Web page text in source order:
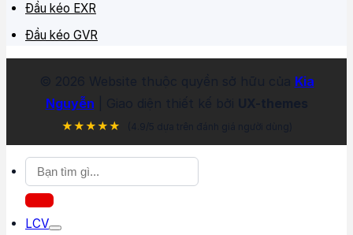
Đầu kéo EXR
Đầu kéo GVR
© 2026 Website thuộc quyền sở hữu của Kia
Nguyễn | Giao diện thiết kế bởi UX-themes
★★★★★ (4.9/5 dựa trên đánh giá người dùng)
Tìm
kiếm:
LCV